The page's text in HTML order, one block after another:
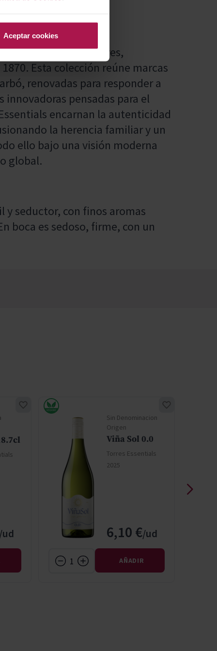
Aceptar cookies
de Familia Torres,
Esta colección reúne marcas
renovadas para responder a
pensadas para el
encarnan la autenticidad
la herencia familiar y un
ello bajo una visión moderna
global.
y seductor, con finos aromas
boca es sedoso, firme, con un
Sin Denominacion
Origen
Viña Sol 0.0
Torres Essentials
2025
6,10 €
AÑADIR